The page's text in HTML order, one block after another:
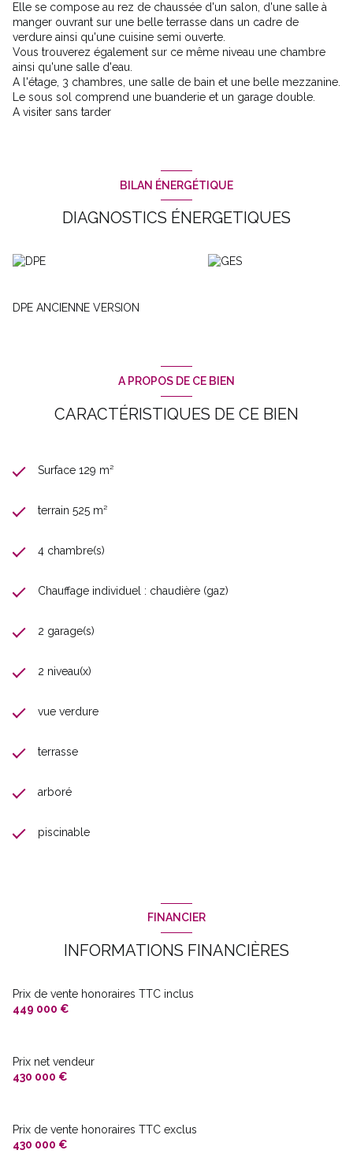
Elle se compose au rez de chaussée d'un salon, d'une salle à
manger ouvrant sur une belle terrasse dans un cadre de
verdure ainsi qu'une cuisine semi ouverte.
Vous trouverez également sur ce même niveau une chambre
ainsi qu'une salle d'eau.
A l'étage, 3 chambres, une salle de bain et une belle mezzanine.
Le sous sol comprend une buanderie et un garage double.
A visiter sans tarder
BILAN ÉNERGÉTIQUE
DIAGNOSTICS ÉNERGETIQUES
DPE ANCIENNE VERSION
A PROPOS DE CE BIEN
CARACTÉRISTIQUES DE CE BIEN
Surface 129 m²
terrain 525 m²
4 chambre(s)
Chauffage individuel : chaudière (gaz)
2 garage(s)
2 niveau(x)
vue verdure
terrasse
arboré
piscinable
FINANCIER
INFORMATIONS FINANCIÈRES
Prix de vente honoraires TTC inclus
449 000 €
Prix net vendeur
430 000 €
Prix de vente honoraires TTC exclus
430 000 €